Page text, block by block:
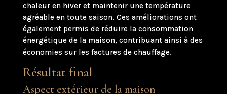
chaleur en hiver et maintenir une température
agréable en toute saison. Ces améliorations ont
également permis de réduire la consommation
énergétique de la maison, contribuant ainsi à des
économies sur les factures de chauffage.
Résultat final
Aspect extérieur de la maison